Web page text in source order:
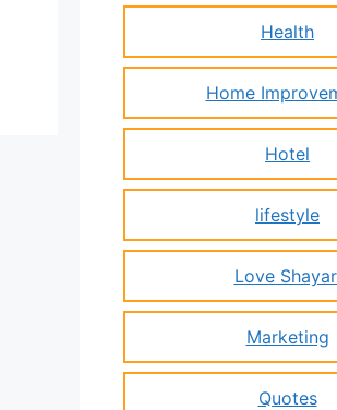
Health
Home
Hotel
lifestyle
Love
Marketing
Quotes